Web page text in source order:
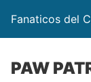
Fanaticos del
PAW